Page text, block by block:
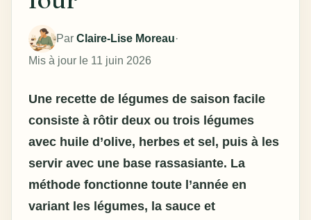
Par Claire-Lise Moreau·
Mis à jour le 11 juin 2026
Une recette de légumes de saison facile
consiste à rôtir deux ou trois légumes
avec huile d’olive, herbes et sel, puis à les
servir avec une base rassasiante. La
méthode fonctionne toute l’année en
variant les légumes, la sauce et